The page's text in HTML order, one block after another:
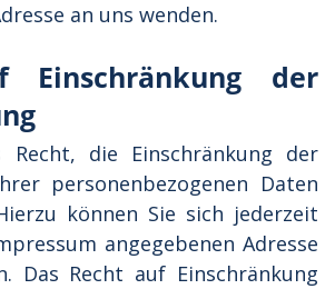
an uns wenden.
Einschränkung der
Recht, die Einschränkung der
personenbezogenen Daten
können Sie sich jederzeit
angegebenen Adresse
Das Recht auf Einschränkung